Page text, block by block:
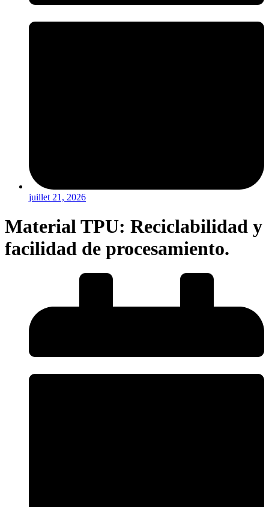
juillet 21, 2026
Material TPU: Reciclabilidad y
facilidad de procesamiento.